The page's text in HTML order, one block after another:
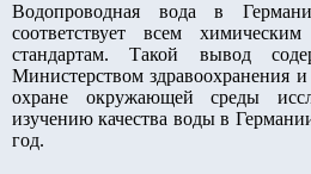
Водопроводная вода в
соответствует всем
стандартам. Такой вывод
Министерством здравоохранения
охране окружающей среды
изучению качества воды в
год.